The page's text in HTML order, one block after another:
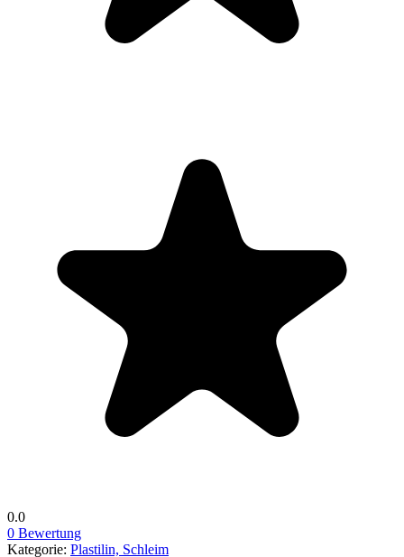
0.0
0 Bewertung
Kategorie: Plastilin, Schleim